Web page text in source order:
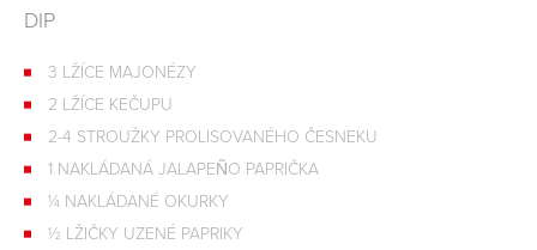
DIP
3 LŽÍCE MAJONÉZY
2 LŽÍCE KEČUPU
2-4 STROUŽKY PROLISOVANÉHO ČESNEKU
1 NAKLÁDANÁ JALAPEÑO PAPRIČKA
¼ NAKLÁDANÉ OKURKY
½ LŽIČKY UZENÉ PAPRIKY